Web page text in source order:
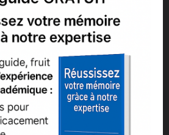
discuter de votre thèse avec le
est le bon candidat pour votre thèse.
assurer que le rédacteur expert est
votre thèse dans le délai imparti.
thèse de doctorat en sciences de